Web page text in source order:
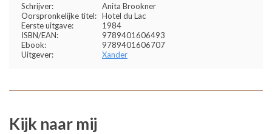
Schrijver:
Anita Brookner
Oorspronkelijke titel: Hotel du Lac
Eerste uitgave:
1984
ISBN/EAN:
9789401606493
Ebook:
9789401606707
Uitgever:
Xander
Kijk naar mij